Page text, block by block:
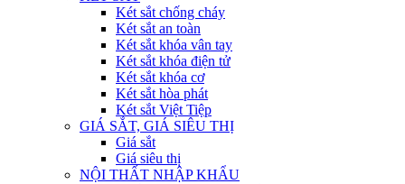
Két sắt chống cháy
Két sắt an toàn
Két sắt khóa vân tay
Két sắt khóa điện tử
Két sắt khóa cơ
Két sắt hòa phát
Két sắt Việt Tiệp
GIÁ SẮT, GIÁ SIÊU THỊ
Giá sắt
Giá siêu thị
NỘI THẤT NHẬP KHẨU